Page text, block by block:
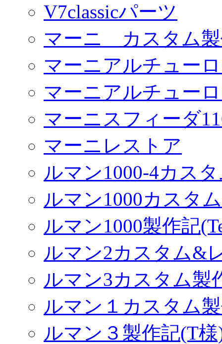
V7classicパーツ
マーニ カスタム
マーニアルチュー
マーニアルチュー
マーニスフィーダ
マーニレストア
ルマン1000-4カス
ルマン1000カスタ
ルマン1000製作記
ルマン2カスタム&
ルマン3カスタム製
ルマン１カスタム
ルマン３製作記(T様